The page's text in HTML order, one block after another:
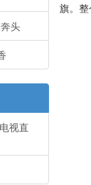
头
视直
旗。